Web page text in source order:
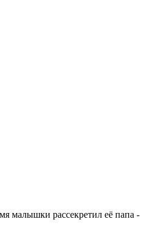
малышки рассекретил её папа -